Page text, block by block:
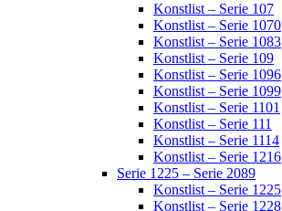
Konstlist – Serie 107
Konstlist – Serie 1070
Konstlist – Serie 1083
Konstlist – Serie 109
Konstlist – Serie 1096
Konstlist – Serie 1099
Konstlist – Serie 1101
Konstlist – Serie 111
Konstlist – Serie 1114
Konstlist – Serie 1216
Serie 1225 – Serie 2089
Konstlist – Serie 1225
Konstlist – Serie 1228